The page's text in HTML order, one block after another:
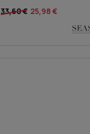
33,60 € 25,98 €